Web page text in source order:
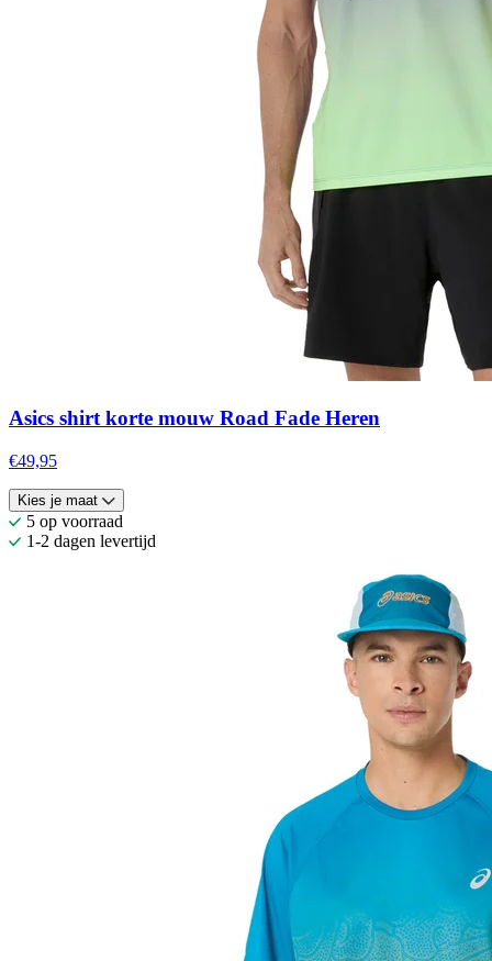
Asics shirt korte mouw Road Fade Heren
€49,95
Kies je maat
5 op voorraad
1-2 dagen levertijd